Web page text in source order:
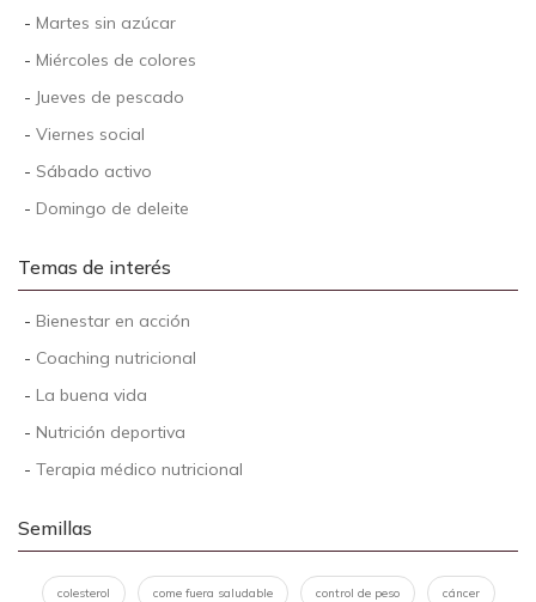
- Martes sin azúcar
- Miércoles de colores
- Jueves de pescado
- Viernes social
- Sábado activo
- Domingo de deleite
Temas de interés
- Bienestar en acción
- Coaching nutricional
- La buena vida
- Nutrición deportiva
- Terapia médico nutricional
Semillas
colesterol come fuera saludable control de peso cáncer